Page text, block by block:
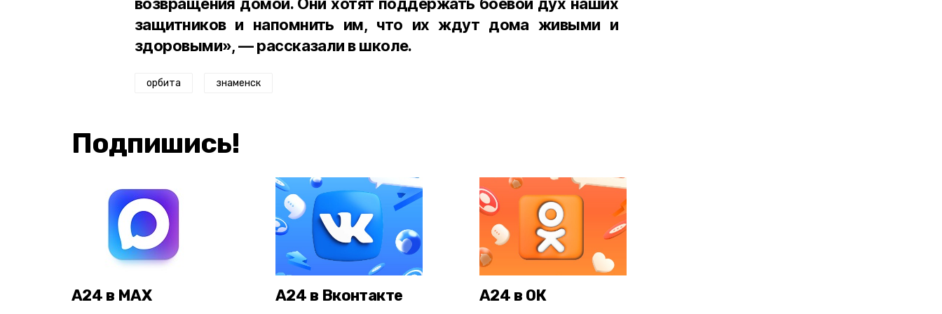
защитников и напомнить им, что их ждут дома живыми и
здоровыми», — рассказали в школе.
орбита знаменск
Подпишись!
А24 в MAX А24 в Вконтакте А24 в ОК